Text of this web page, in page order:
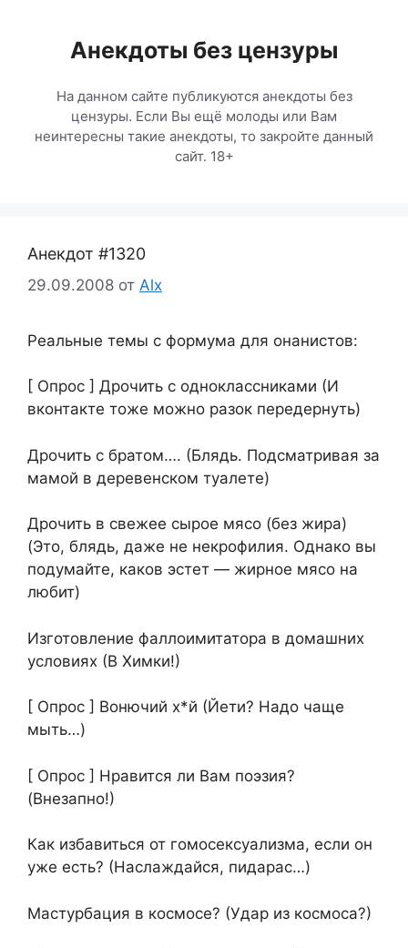
содержимомуАнекдоты без цензуры
На данном сайте публикуются анекдоты без
цензуры. Если Вы ещё молоды или Вам
неинтересны такие анекдоты, то закройте данный
сайт. 18+
Анекдот #1320
29.09.2008 от Alx
Реальные темы с формума для онанистов:
[ Опрос ] Дрочить с одноклассниками (И
вконтакте тоже можно разок передернуть)
Дрочить с братом…. (Блядь. Подсматривая за
мамой в деревенском туалете)
Дрочить в свежее сырое мясо (без жира)
(Это, блядь, даже не некрофилия. Однако вы
подумайте, каков эстет — жирное мясо на
любит)
Изготовление фаллоимитатора в домашних
условиях (В Химки!)
[ Опрос ] Вонючий х*й (Йети? Надо чаще
мыть…)
[ Опрос ] Нравится ли Вам поэзия?
(Внезапно!)
Как избавиться от гомосексуализма, если он
уже есть? (Наслаждайся, пидарас…)
Мастурбация в космосе? (Удар из космоса?)